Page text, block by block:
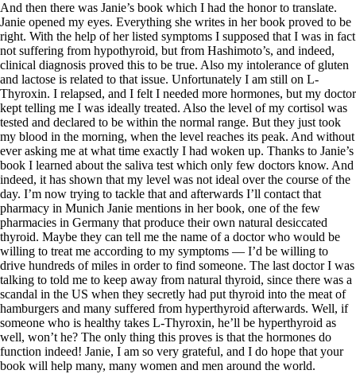
And then there was Janie’s book which I had the honor to translate.
Janie opened my eyes. Everything she writes in her book proved to be
right. With the help of her listed symptoms I supposed that I was in fact
not suffering from hypothyroid, but from Hashimoto’s, and indeed,
clinical diagnosis proved this to be true. Also my intolerance of gluten
and lactose is related to that issue. Unfortunately I am still on L-
Thyroxin. I relapsed, and I felt I needed more hormones, but my doctor
kept telling me I was ideally treated. Also the level of my cortisol was
tested and declared to be within the normal range. But they just took
my blood in the morning, when the level reaches its peak. And without
ever asking me at what time exactly I had woken up. Thanks to Janie’s
book I learned about the saliva test which only few doctors know. And
indeed, it has shown that my level was not ideal over the course of the
day. I’m now trying to tackle that and afterwards I’ll contact that
pharmacy in Munich Janie mentions in her book, one of the few
pharmacies in Germany that produce their own natural desiccated
thyroid. Maybe they can tell me the name of a doctor who would be
willing to treat me according to my symptoms — I’d be willing to
drive hundreds of miles in order to find someone. The last doctor I was
talking to told me to keep away from natural thyroid, since there was a
scandal in the US when they secretly had put thyroid into the meat of
hamburgers and many suffered from hyperthyroid afterwards. Well, if
someone who is healthy takes L-Thyroxin, he’ll be hyperthyroid as
well, won’t he? The only thing this proves is that the hormones do
function indeed! Janie, I am so very grateful, and I do hope that your
book will help many, many women and men around the world.